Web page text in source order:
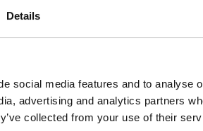
Details
social media features and to analyse
advertising and analytics partners
collected from your use of their